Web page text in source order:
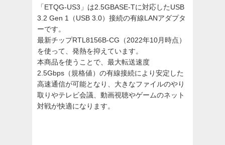
「ETQG-US3」は2.5GBASE-Tに対応したUSB
3.2 Gen 1（USB 3.0）接続の有線LANアダプタ
ーです。
最新チップRTL8156B-CG（2022年10月時点）
を使って、発熱を抑えています。
本商品を使うことで、最大転送速度
2.5Gbps（規格値）の有線接続により安定した
高速通信が可能となり、大きなファイルのやり
取りやテレビ会議、動画視聴やゲームのネット
対戦が快適になります。